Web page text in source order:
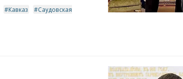
Кавказ
Саудовская